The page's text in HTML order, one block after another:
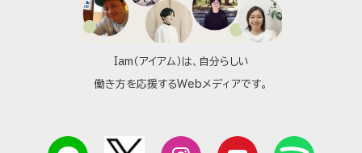
Iam（アイアム）は、自分らしい
働き方を応援するWebメディアです。